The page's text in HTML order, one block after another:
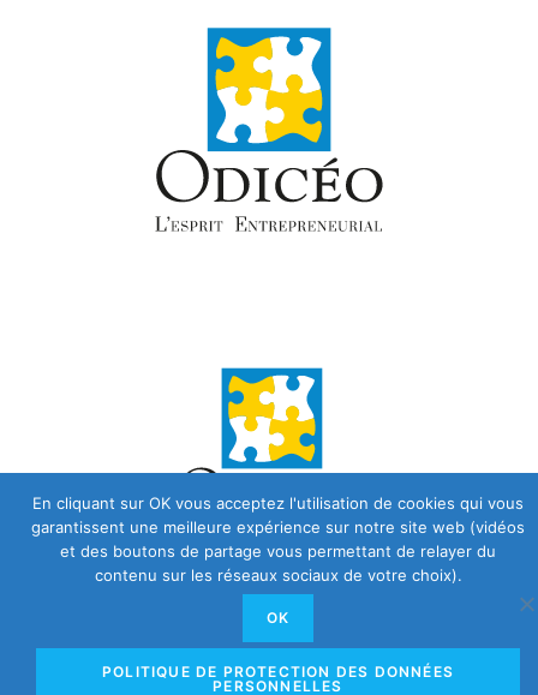
En cliquant sur OK vous acceptez l'utilisation de cookies qui vous
garantissent une meilleure expérience sur notre site web (vidéos
et des boutons de partage vous permettant de relayer du
contenu sur les réseaux sociaux de votre choix).
OK
POLITIQUE DE PROTECTION DES DONNÉES
PERSONNELLES